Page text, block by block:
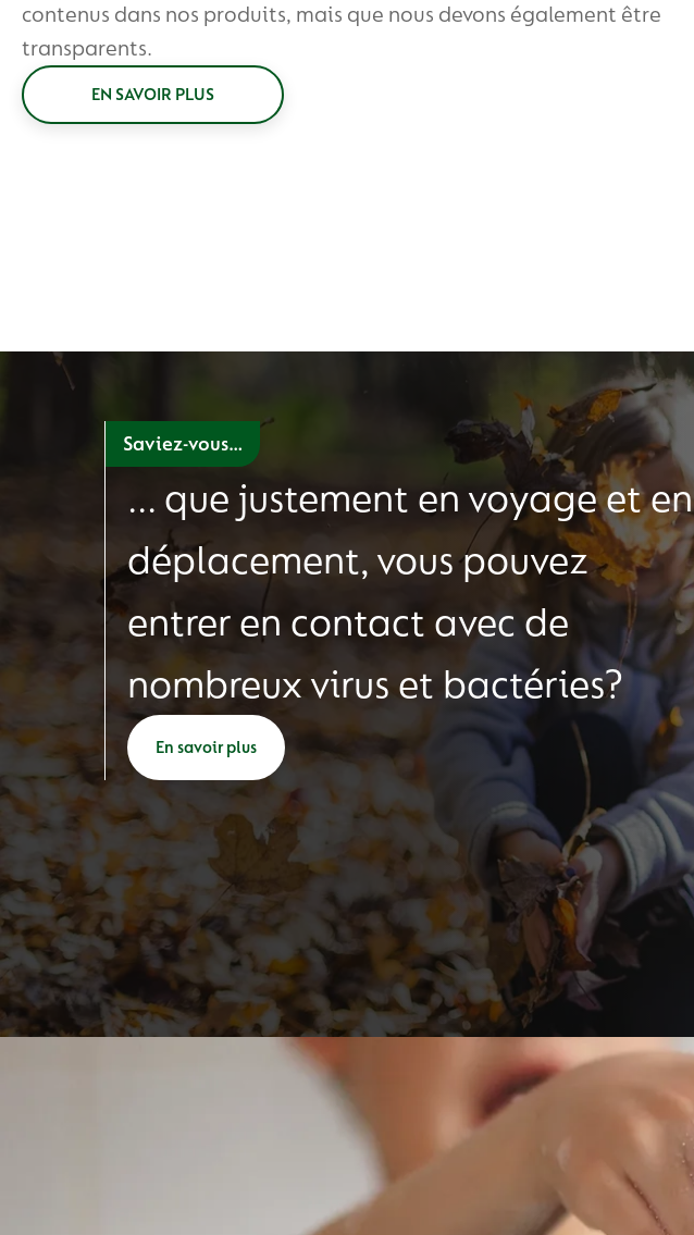
contenus dans nos produits, mais que nous devons également être
transparents.
EN SAVOIR PLUS
Saviez-vous…
... que justement en voyage et en
déplacement, vous pouvez
entrer en contact avec de
nombreux virus et bactéries?
En savoir plus